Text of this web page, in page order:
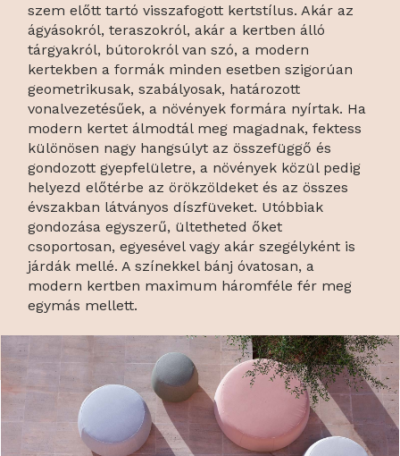
szem előtt tartó visszafogott kertstílus. Akár az
ágyásokról, teraszokról, akár a kertben álló
tárgyakról, bútorokról van szó, a modern
kertekben a formák minden esetben szigorúan
geometrikusak, szabályosak, határozott
vonalvezetésűek, a növények formára nyírtak. Ha
modern kertet álmodtál meg magadnak, fektess
különösen nagy hangsúlyt az összefüggő és
gondozott gyepfelületre, a növények közül pedig
helyezd előtérbe az örökzöldeket és az összes
évszakban látványos díszfüveket. Utóbbiak
gondozása egyszerű, ültetheted őket
csoportosan, egyesével vagy akár szegélyként is
járdák mellé. A színekkel bánj óvatosan, a
modern kertben maximum háromféle fér meg
egymás mellett.